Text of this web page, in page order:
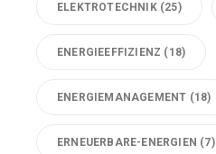
ELEKTROTECHNIK(25)
ENERGIEEFFIZIENZ (18)
ENERGIEMANAGEMENT (18)
ERNEUERBARE-ENERGIEN (7)